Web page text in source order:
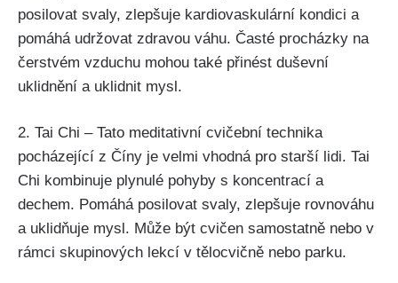
posilovat svaly, zlepšuje kardiovaskulární kondici a
pomáhá udržovat zdravou váhu. Časté procházky na
čerstvém vzduchu mohou také přinést duševní
uklidnění a uklidnit mysl.
2. Tai Chi – Tato meditativní cvičební technika
pocházející z Číny je velmi vhodná pro starší lidi. Tai
Chi kombinuje plynulé pohyby s koncentrací a
dechem. Pomáhá posilovat svaly, zlepšuje rovnováhu
a uklidňuje mysl. Může být cvičen samostatně nebo v
rámci skupinových lekcí v tělocvičně nebo parku.